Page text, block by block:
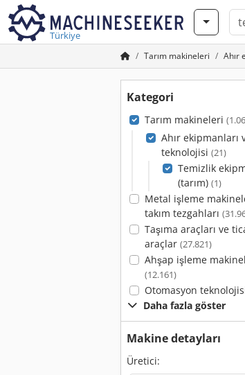
Türkiye
Tarım makineleri Ahır
Kategori
Tarım makineleri
Ahır ekipmanları
teknolojisi (21)
Temizlik
(tarım) (1)
Metal işleme
takım tezgahları
Taşıma araçları ve
araçlar (27.821)
Ahşap işleme
(12.161)
Otomasyon
Daha fazla göster
Makine detayları
Üretici: